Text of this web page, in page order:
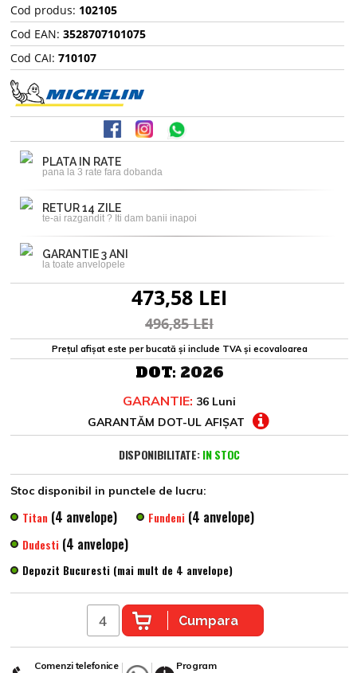
Cod produs: 102105
Cod EAN: 3528707101075
Cod CAI: 710107
PLATA IN RATE
pana la 3 rate fara dobanda
RETUR 14 ZILE
te-ai razgandit ? Iti dam banii inapoi
GARANTIE 3 ANI
la toate anvelopele
473,58 LEI
496,85 LEI
Prețul afișat este per bucată și include TVA și ecovaloarea
DOT: 2026
GARANTIE: 36 Luni
GARANTĂM DOT-UL AFIȘAT
DISPONIBILITATE: IN STOC
Stoc disponibil in punctele de lucru:
Titan (4 anvelope) Fundeni (4 anvelope)
Dudesti (4 anvelope)
Depozit Bucuresti (mai mult de 4 anvelope)
Cumpara
Comenzi telefonice Program